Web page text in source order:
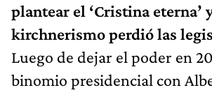
plantear el ‘Cristina eterna’
kirchnerismo perdió las
Luego de dejar el poder en
binomio presidencial con